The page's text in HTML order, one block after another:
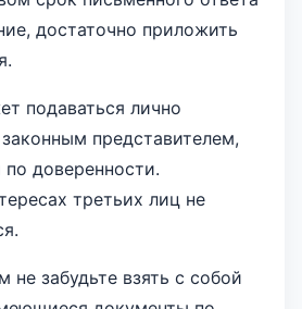
достаточно приложить
подаваться лично
представителем,
доверенности.
третьих лиц не
не забудьте взять с собой